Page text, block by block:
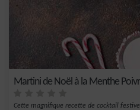
Martini de Noël à la Menthe
Cette magnifique recette de cocktail